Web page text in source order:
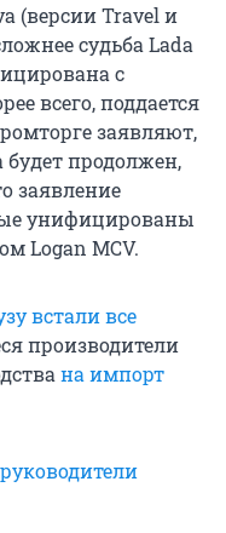
(версии Travel и
судьба Lada
с
всего, поддается
заявляют,
продолжен,
заявление
унифицированы
Logan MCV.
встали все
производители
на импорт
руководители